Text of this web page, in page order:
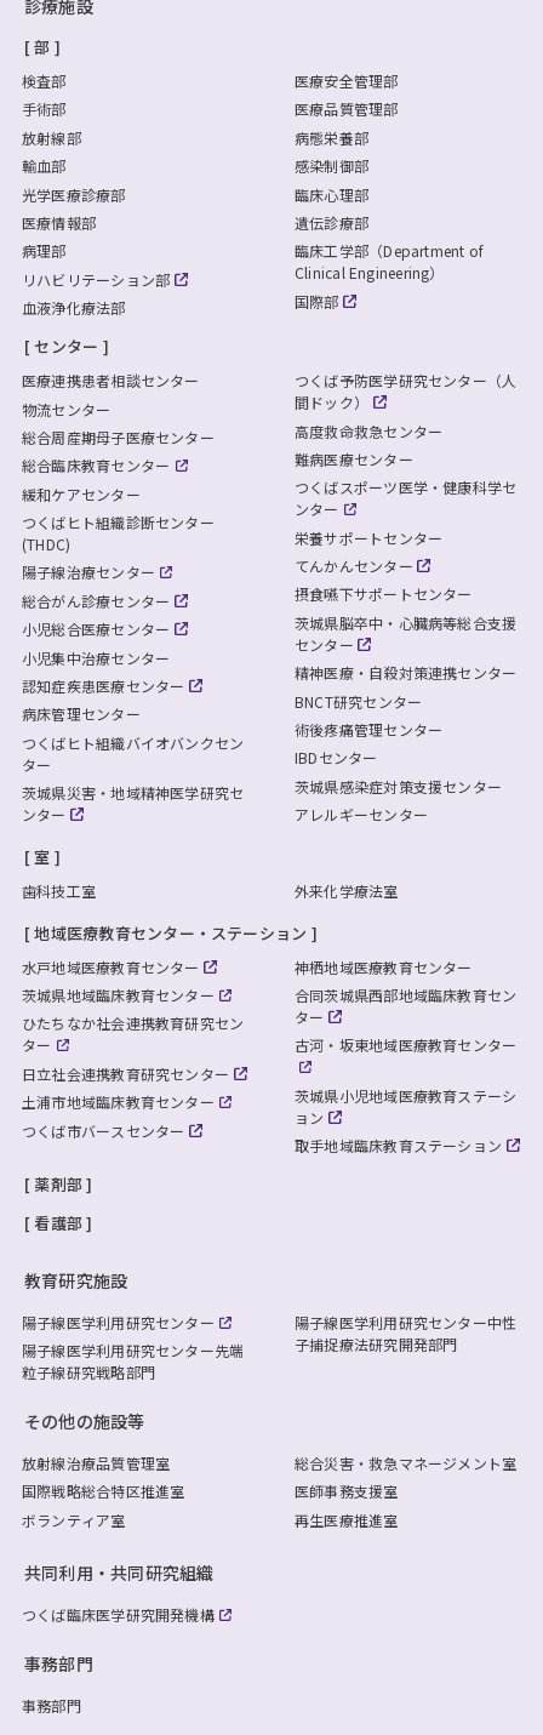
診療施設
部
検査部
手術部
放射線部
輸血部
光学医療診療部
医療情報部
病理部
リハビリテーション部
血液浄化療法部
医療安全管理部
医療品質管理部
病態栄養部
感染制御部
臨床心理部
遺伝診療部
臨床工学部（Department of
Clinical Engineering）
国際部
センター
医療連携患者相談センター
物流センター
総合周産期母子医療センター
総合臨床教育センター
緩和ケアセンター
つくばヒト組織診断センター
(THDC)
陽子線治療センター
総合がん診療センター
小児総合医療センター
小児集中治療センター
認知症疾患医療センター
病床管理センター
つくばヒト組織バイオバンクセン
ター
茨城県災害・地域精神医学研究セ
ンター
つくば予防医学研究センター（人
間ドック）
高度救命救急センター
難病医療センター
つくばスポーツ医学・健康科学セ
ンター
栄養サポートセンター
てんかんセンター
摂食嚥下サポートセンター
茨城県脳卒中・心臓病等総合支援
センター
精神医療・自殺対策連携センター
BNCT研究センター
術後疼痛管理センター
IBDセンター
茨城県感染症対策支援センター
アレルギーセンター
室
歯科技工室 外来化学療法室
地域医療教育センター・ステーション
水戸地域医療教育センター
茨城県地域臨床教育センター
ひたちなか社会連携教育研究セン
ター
日立社会連携教育研究センター
土浦市地域臨床教育センター
つくば市バースセンター
神栖地域医療教育センター
合同茨城県西部地域臨床教育セン
ター
古河・坂東地域医療教育センター
茨城県小児地域医療教育ステーシ
ョン
取手地域臨床教育ステーション
薬剤部
看護部
教育研究施設
陽子線医学利用研究センター
陽子線医学利用研究センター先端
粒子線研究戦略部門
陽子線医学利用研究センター中性
子捕捉療法研究開発部門
その他の施設等
放射線治療品質管理室
国際戦略総合特区推進室
ボランティア室
総合災害・救急マネージメント室
医師事務支援室
再生医療推進室
共同利用・共同研究組織
つくば臨床医学研究開発機構
事務部門
事務部門